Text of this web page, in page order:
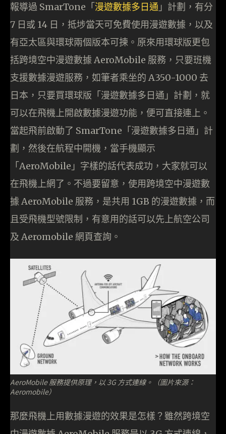
報導過 SmarTone「漫遊數據多日通 」計劃，有分
7 日或 14 日，抵埗當天可免費使用漫遊數據，以及
有亞太區與環球兩個版本可揀。原來用環球版更包
括跨境空中漫遊數據 AeroMobile 服務，只要班機
支援數據漫遊服務，如筆者乘坐的 A350-1000 去
日本，只要買環球版「漫遊數據多日通」計劃，就
可以在飛機上開啟數據漫遊功能，便可直接連上。
當起飛前啟動了 SmarTone「漫遊數據多日通」計
劃，然後在航程中開機，當手機顯示
「AeroMobile」字樣的話代表成功，大家就可以
在飛機上網了。不過要留意，使用跨境空中漫遊數
據 AeroMobile 服務，是共用 1GB 的漫遊數據，而
且受飛機型號限制，有意用的話可以先上航空公司
及 Aeromobile 網頁查詢。
AeroMobile 服務提供原理，以 3G 方式連線。（圖片來源：
Aeromobile）
那麼飛機上用數據漫遊的效果是怎樣？雖然跨境空